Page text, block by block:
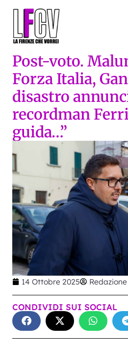
Post-voto.
Forza Italia,
disastro
recordman
guida…”
14 Ottobre 2025
CONDIVIDI SUI SOCIAL